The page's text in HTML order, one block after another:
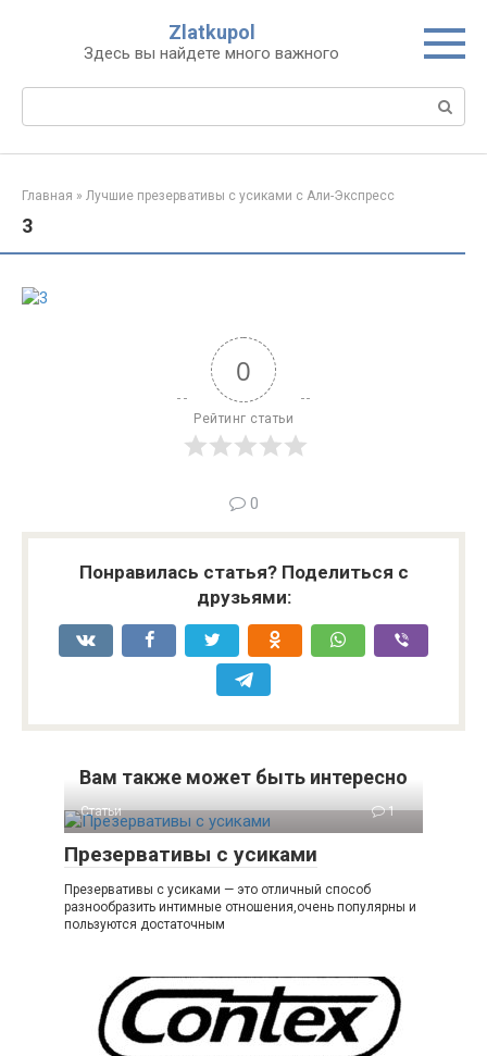
Zlatkupol
Здесь вы найдете много важного
Поиск:
Главная » Лучшие презервативы с усиками с Али-Экспресс
3
0
Рейтинг статьи
0
Понравилась статья? Поделиться с
друзьями:
Вам также может быть интересно
Статьи 1
Презервативы с усиками
Презервативы с усиками — это отличный способ
разнообразить интимные отношения,очень популярны и
пользуются достаточным